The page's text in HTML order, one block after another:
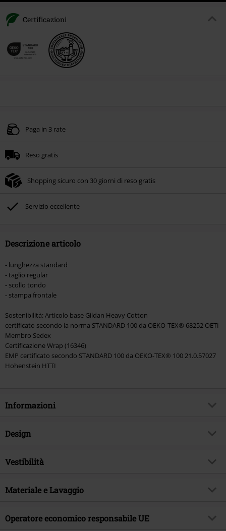
Certificazioni
Paga in 3 rate
Reso gratis
Shopping sicuro con 30 giorni di reso gratis
Servizio eccellente
Descrizione articolo
- lunghezza standard
- taglio regular
- scollo tondo
- stampa frontale
Sostenibilità: Articolo base Gildan Heavy Cotton
certificato secondo la norma STANDARD 100 da OEKO-TEX® 68252 OETI
Membro Sedex
Certificazione Wrap (16346)
EMP certificato secondo STANDARD 100 da OEKO-TEX® 100 21.0.57027
Hohenstein HTTI
Informazioni
Codice articolo
Genere Musicale
Licenza
Data di pubblicazione
30/05/2025
Design
Tipologia prodotto
Stampato
Scollo
Scollo tondo
Vestibilità
Vestibilità/Top
Materiale e Lavaggio
Materiale esterno
100% cotone
Operatore economico responsabile UE